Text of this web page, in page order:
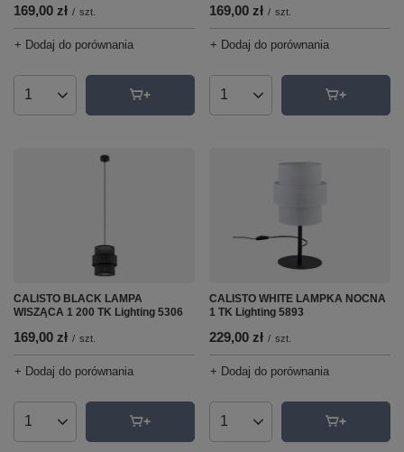
169,00 zł / szt.
+ Dodaj do porównania
Ilość produktów
169,00 zł / szt.
+ Dodaj do porównania
Ilość produktów
CALISTO BLACK LAMPA
WISZĄCA 1 200 TK Lighting 5306
169,00 zł / szt.
+ Dodaj do porównania
Ilość produktów
CALISTO WHITE LAMPKA NOCNA
1 TK Lighting 5893
229,00 zł / szt.
+ Dodaj do porównania
Ilość produktów